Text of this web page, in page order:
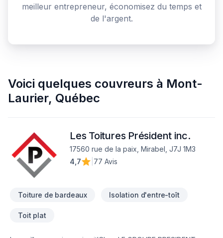
meilleur entrepreneur, économisez du temps et
de l'argent.
Voici quelques couvreurs à Mont-
Laurier, Québec
Les Toitures Président inc.
17560 rue de la paix, Mirabel, J7J 1M3
4,7
77 Avis
Toiture de bardeaux Isolation d'entre-toît
Toit plat